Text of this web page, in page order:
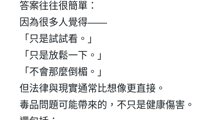
答案往往很簡單：
因為很多人覺得——
「只是試試看。」
「只是放鬆一下。」
「不會那麼倒楣。」
但法律與現實通常比想像更直接。
毒品問題可能帶來的，不只是健康傷害。